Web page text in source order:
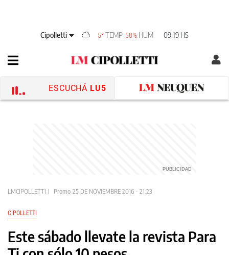
Cipolletti 5°TEMP 58% HUM 09:19 HS
ESCUCHÁ LU5
LMCIPOLLETTI Promo 25 DE NOVIEMBRE 2016 - 21:23
CIPOLLETTI
Este sábado llevate la revista Para